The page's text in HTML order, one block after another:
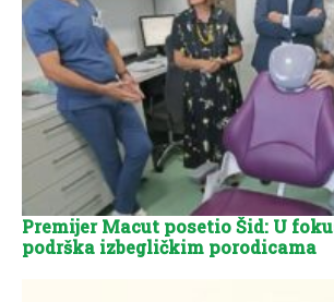
Premijer Macut posetio Šid: U
podrška izbegličkim porodicama